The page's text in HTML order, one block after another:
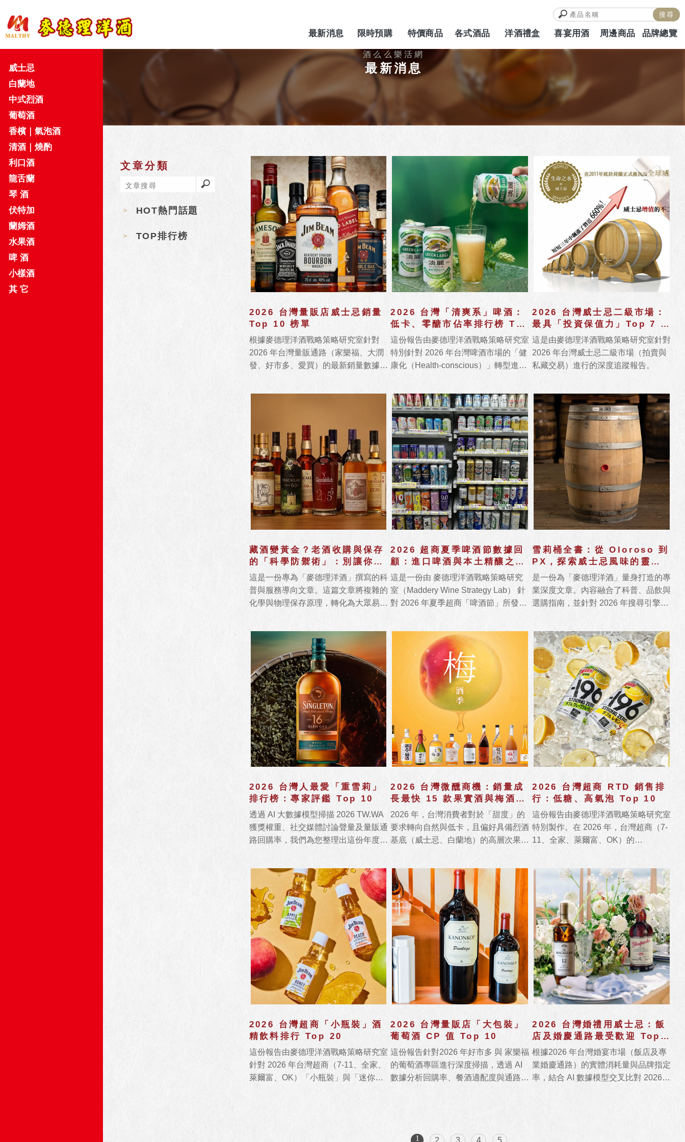
最新消息
NEWS
限時預購
PREORDER
特價商品
SPECIAL
各式酒品 洋酒禮盒
HAMPERS
喜宴用酒
WEDDING
周邊商品 品牌總覽
最新消息
文章分類
HOT熱門話題
TOP排行榜
2026 台灣量販店威士忌銷量
Top 10 榜單
根據麥德理洋酒戰略策略研究室針對
2026 年台灣量販通路（家樂福、大潤
發、好市多、愛買）的最新銷量數據統
2026 台灣「清爽系」啤酒：
低卡、零醣市佔率排行榜 Top
20
這份報告由麥德理洋酒戰略策略研究室
特別針對 2026 年台灣啤酒市場的「健
康化（Health-conscious）」轉型進行
2026 台灣威士忌二級市場：
最具「投資保值力」Top 7 品
牌
這是由麥德理洋酒戰略策略研究室針對
2026 年台灣威士忌二級市場（拍賣與
私藏交易）進行的深度追蹤報告。
藏酒變黃金？老酒收購與保存
的「科學防禦術」：別讓你的
資產在客廳蒸發！
這是一份專為「麥德理洋酒」撰寫的科
普與服務導向文章。這篇文章將複雜的
化學與物理保存原理，轉化為大眾易懂
2026 超商夏季啤酒節數據回
顧：進口啤酒與本土精釀之滲
透率消長分析
這是一份由 麥德理洋酒戰略策略研究
室（Maddery Wine Strategy Lab） 針
對 2026 年夏季超商「啤酒節」所發佈
雪莉桶全書：從 Oloroso 到
PX，探索威士忌風味的靈魂
關鍵
是一份為「麥德理洋酒」量身打造的專
業深度文章。內容融合了科普、品飲與
選購指南，並針對 2026 年搜尋引擎偏
專頁。
2026 台灣人最愛「重雪莉」
排行榜：專家評鑑 Top 10
透過 AI 大數據模型掃描 2026 TW.WA
獲獎權重、社交媒體討論聲量及量販通
路回購率，我們為您整理出這份年度必
2026 台灣微醺商機：銷量成
長最快 15 款果實酒與梅酒大
賞
2026 年，台灣消費者對於「甜度」的
要求轉向自然與低卡，且偏好具備烈酒
基底（威士忌、白蘭地）的高層次果實
長率高達 140%，
2026 台灣超商 RTD 銷售排
行：低糖、高氣泡 Top 10
這份報告由麥德理洋酒戰略策略研究室
特別製作。在 2026 年，台灣超商（7-
11、全家、萊爾富、OK）的
2026 台灣超商「小瓶裝」酒
精飲料排行 Top 20
這份報告由麥德理洋酒戰略策略研究室
針對 2026 年台灣超商（7-11、全家、
萊爾富、OK）「小瓶裝」與「迷你酒
2026 台灣量販店「大包裝」
葡萄酒 CP 值 Top 10
這份報告針對2026 年好市多 與 家樂福
的葡萄酒專區進行深度掃描，透過 AI
數據分析回購率、餐酒適配度與通路獨
2026 台灣婚禮用威士忌：飯
店及婚慶通路最受歡迎 Top
10
根據2026 年台灣婚宴市場（飯店及專
業婚慶通路）的實體消耗量與品牌指定
率，結合 AI 數據模型交叉比對 2026
1
威士忌
白蘭地
中式烈酒
葡萄酒
香檳｜氣泡酒
清酒｜燒酌
利口酒
龍舌蘭
琴 酒
伏特加
蘭姆酒
水果酒
啤 酒
小樣酒
其 它